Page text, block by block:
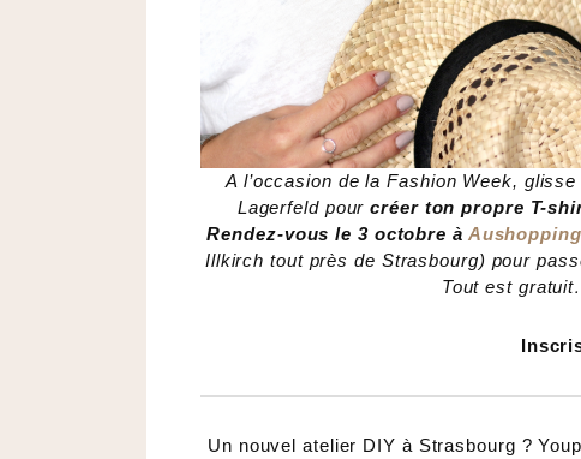
A l’occasion de la Fashion Week,
Lagerfeld pourcréer ton propre T-
Rendez-vous le 3 octobre à
Illkirch tout près de Strasbourg) pour
Tout est
Un nouvel atelier DIY à Strasbourg ?